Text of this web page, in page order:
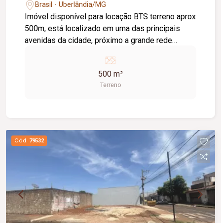
Brasil - Uberlândia/MG
Imóvel disponível para locação BTS terreno aprox
500m, está localizado em uma das principais
avenidas da cidade, próximo a grande rede
500 m²
Terreno
Cód. 79532